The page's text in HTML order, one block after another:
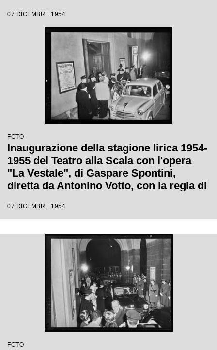
07 DICEMBRE 1954
FOTO
Inaugurazione della stagione lirica 1954-
1955 del Teatro alla Scala con l'opera
"La Vestale", di Gaspare Spontini,
diretta da Antonino Votto, con la regia di
07 DICEMBRE 1954
FOTO